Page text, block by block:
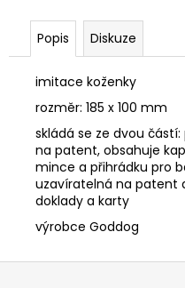
Popis Diskuze
imitace koženky
rozměr: 185 x 100 mm
skládá se ze dvou
na patent, obsahuje
mince a přihrádku pro
uzavíratelná na patent
doklady a karty
výrobce Goddog
SÓJOVÁ
SVÍČKA
PORCELÁNU
BORŮVKA
400
Kč
Z